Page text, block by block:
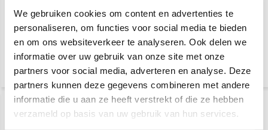
We gebruiken cookies om content en advertenties te
personaliseren, om functies voor social media te bieden
en om ons websiteverkeer te analyseren. Ook delen we
informatie over uw gebruik van onze site met onze
partners voor social media, adverteren en analyse. Deze
partners kunnen deze gegevens combineren met andere
informatie die u aan ze heeft verstrekt of die ze hebben
verzameld op basis van uw gebruik van hun services.
MARMARA BARBER Aqua
Wax Royal 150ml
€ 7,50€ 5,99
MARMARA BARBER Cream
Wax 150ml
€ 7,50€ 5,99